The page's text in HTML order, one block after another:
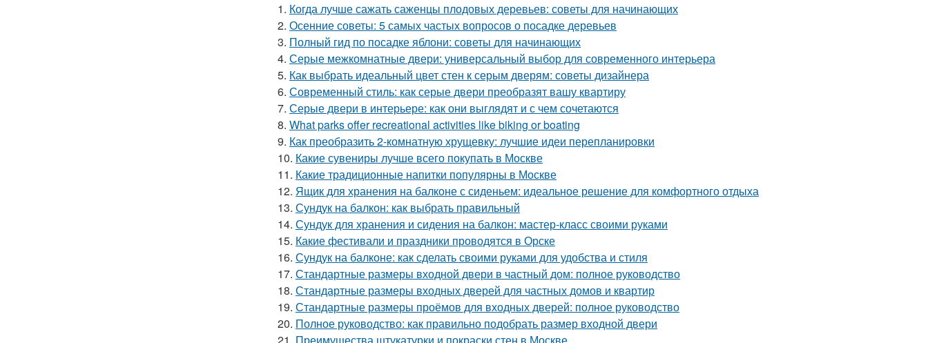
1. Когда лучше сажать саженцы плодовых деревьев: советы для начинающих
2. Осенние советы: 5 самых частых вопросов о посадке деревьев
3. Полный гид по посадке яблони: советы для начинающих
4. Серые межкомнатные двери: универсальный выбор для современного интерьера
5. Как выбрать идеальный цвет стен к серым дверям: советы дизайнера
6. Современный стиль: как серые двери преобразят вашу квартиру
7. Серые двери в интерьере: как они выглядят и с чем сочетаются
8. What parks offer recreational activities like biking or boating
9. Как преобразить 2-комнатную хрущевку: лучшие идеи перепланировки
10. Какие сувениры лучше всего покупать в Москве
11. Какие традиционные напитки популярны в Москве
12. Ящик для хранения на балконе с сиденьем: идеальное решение для комфортного отдыха
13. Сундук на балкон: как выбрать правильный
14. Сундук для хранения и сидения на балкон: мастер-класс своими руками
15. Какие фестивали и праздники проводятся в Орске
16. Сундук на балконе: как сделать своими руками для удобства и стиля
17. Стандартные размеры входной двери в частный дом: полное руководство
18. Стандартные размеры входных дверей для частных домов и квартир
19. Стандартные размеры проёмов для входных дверей: полное руководство
20. Полное руководство: как правильно подобрать размер входной двери